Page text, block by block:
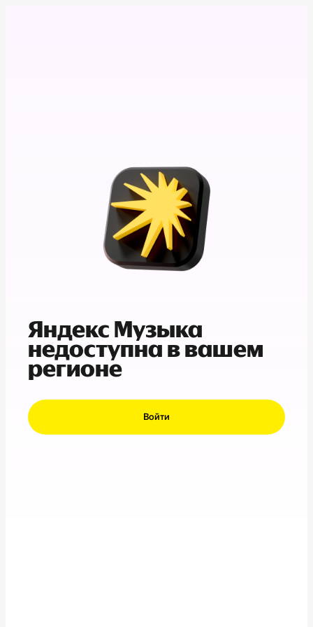
Яндекс Музыка
недоступна в вашем
регионе
Войти